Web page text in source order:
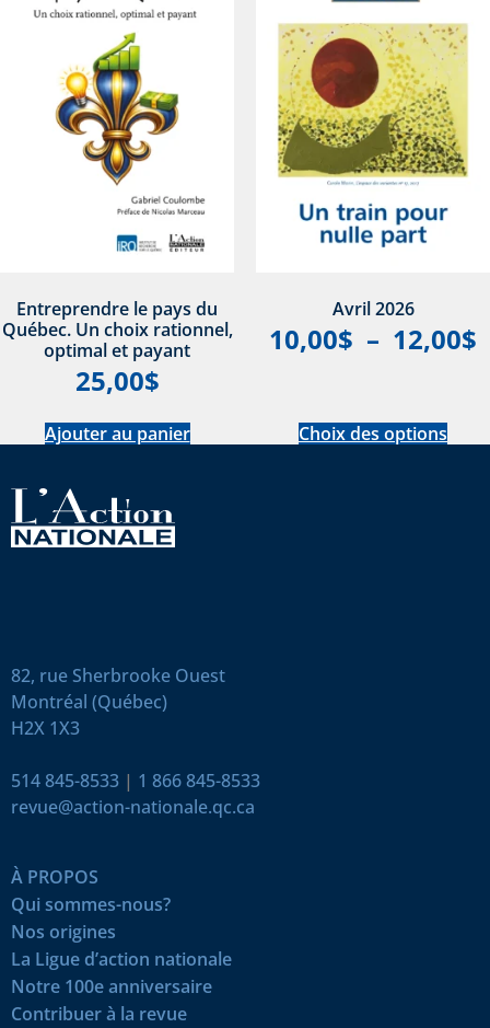
Entreprendre le pays du
Québec. Un choix rationnel,
optimal et payant
25,00$
Ajouter au panier
Avril 2026
10,00$ – 12,00$
Choix des options
82, rue Sherbrooke Ouest
Montréal (Québec)
H2X 1X3
514 845-8533 | 1 866 845-8533
revue@action-nationale.qc.ca
À PROPOS
Qui sommes-nous?
Nos origines
La Ligue d’action nationale
Notre 100e anniversaire
Contribuer à la revue